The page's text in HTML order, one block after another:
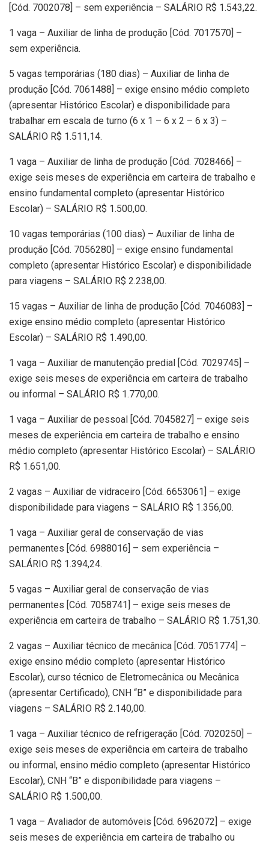
[Cód. 7002078] – sem experiência – SALÁRIO R$ 1.543,22.
1 vaga – Auxiliar de linha de produção [Cód. 7017570] –
sem experiência.
5 vagas temporárias (180 dias) – Auxiliar de linha de
produção [Cód. 7061488] – exige ensino médio completo
(apresentar Histórico Escolar) e disponibilidade para
trabalhar em escala de turno (6 x 1 – 6 x 2 – 6 x 3) –
SALÁRIO R$ 1.511,14.
1 vaga – Auxiliar de linha de produção [Cód. 7028466] –
exige seis meses de experiência em carteira de trabalho e
ensino fundamental completo (apresentar Histórico
Escolar) – SALÁRIO R$ 1.500,00.
10 vagas temporárias (100 dias) – Auxiliar de linha de
produção [Cód. 7056280] – exige ensino fundamental
completo (apresentar Histórico Escolar) e disponibilidade
para viagens – SALÁRIO R$ 2.238,00.
15 vagas – Auxiliar de linha de produção [Cód. 7046083] –
exige ensino médio completo (apresentar Histórico
Escolar) – SALÁRIO R$ 1.490,00.
1 vaga – Auxiliar de manutenção predial [Cód. 7029745] –
exige seis meses de experiência em carteira de trabalho
ou informal – SALÁRIO R$ 1.770,00.
1 vaga – Auxiliar de pessoal [Cód. 7045827] – exige seis
meses de experiência em carteira de trabalho e ensino
médio completo (apresentar Histórico Escolar) – SALÁRIO
R$ 1.651,00.
2 vagas – Auxiliar de vidraceiro [Cód. 6653061] – exige
disponibilidade para viagens – SALÁRIO R$ 1.356,00.
1 vaga – Auxiliar geral de conservação de vias
permanentes [Cód. 6988016] – sem experiência –
SALÁRIO R$ 1.394,24.
5 vagas – Auxiliar geral de conservação de vias
permanentes [Cód. 7058741] – exige seis meses de
experiência em carteira de trabalho – SALÁRIO R$ 1.751,30.
2 vagas – Auxiliar técnico de mecânica [Cód. 7051774] –
exige ensino médio completo (apresentar Histórico
Escolar), curso técnico de Eletromecânica ou Mecânica
(apresentar Certificado), CNH “B” e disponibilidade para
viagens – SALÁRIO R$ 2.140,00.
1 vaga – Auxiliar técnico de refrigeração [Cód. 7020250] –
exige seis meses de experiência em carteira de trabalho
ou informal, ensino médio completo (apresentar Histórico
Escolar), CNH “B” e disponibilidade para viagens –
SALÁRIO R$ 1.500,00.
1 vaga – Avaliador de automóveis [Cód. 6962072] – exige
seis meses de experiência em carteira de trabalho ou